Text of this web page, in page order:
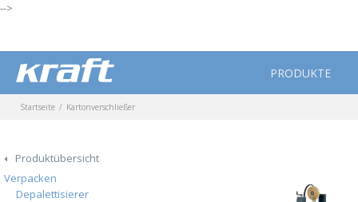
-->
PRODUKTE
Startseite Kartonverschließer
Produktübersicht
Verpacken
Depalettisierer